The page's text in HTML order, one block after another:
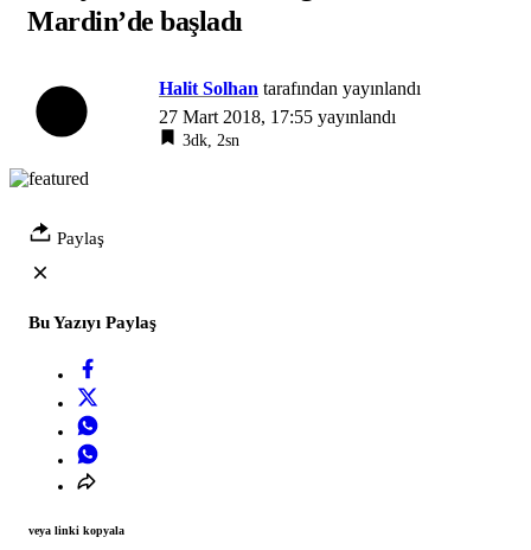
Mardin’de başladı
Halit Solhan tarafından yayınlandı
27 Mart 2018, 17:55 yayınlandı
3dk, 2sn
Paylaş
Bu Yazıyı Paylaş
veya linki kopyala